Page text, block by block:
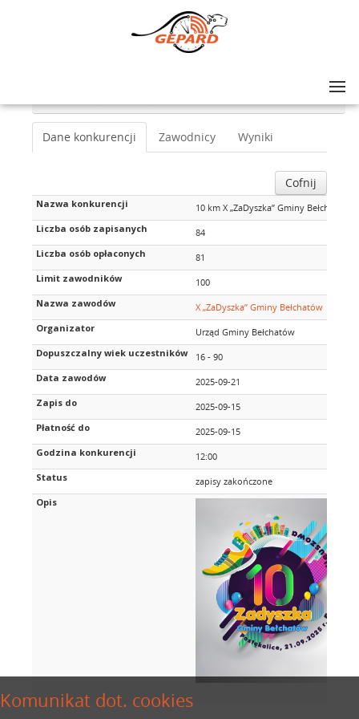
Komunikat dot. cookies
Dane konkurencji Zawodnicy Wyniki
Cofnij
Nazwa konkurencji
10 km X „ZaDyszka” Gminy Bełchatów
Liczba osób zapisanych
84
Liczba osób opłaconych
81
Limit zawodników
100
Nazwa zawodów
X „ZaDyszka” Gminy Bełchatów
Organizator
Urząd Gminy Bełchatów
Dopuszczalny wiek uczestników
16 - 90
Data zawodów
2025-09-21
Zapis do
2025-09-15
Płatność do
2025-09-15
Godzina konkurencji
12:00
Status
zapisy zakończone
Opis